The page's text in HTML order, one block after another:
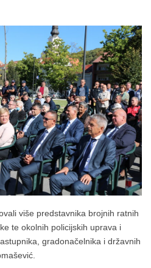
više predstavnika brojnih ratnih
te okolnih policijskih uprava i
gradonačelnika i državnih